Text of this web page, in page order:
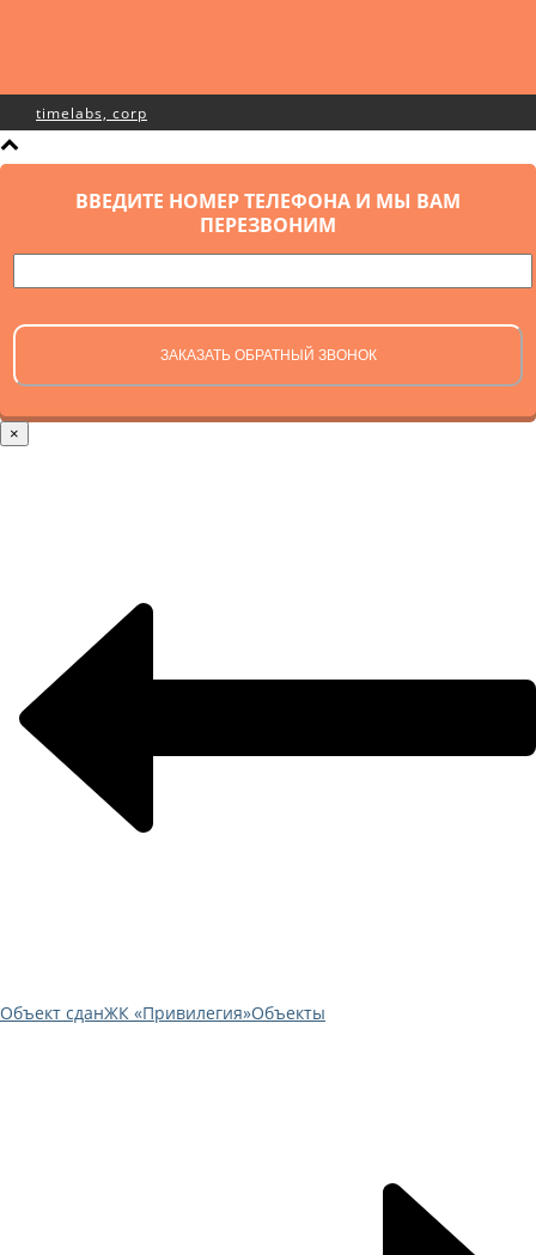
timelabs, corp
ВВЕДИТЕ НОМЕР ТЕЛЕФОНА И МЫ ВАМ
ПЕРЕЗВОНИМ
×
Объект сданЖК «Привилегия»Объекты